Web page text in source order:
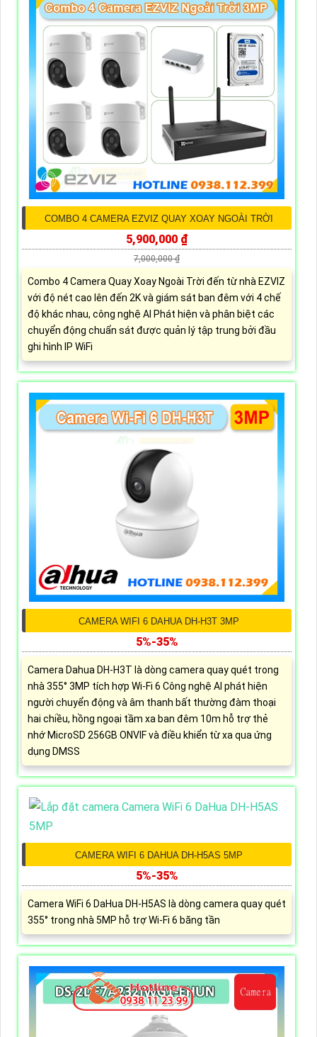
COMBO 4 CAMERA EZVIZ QUAY XOAY NGOÀI TRỜI
5,900,000 ₫
7,000,000 ₫
Combo 4 Camera Quay Xoay Ngoài Trời đến từ nhà EZVIZ
với độ nét cao lên đến 2K và giám sát ban đêm với 4 chế
độ khác nhau, công nghệ AI Phát hiện và phân biệt các
chuyển động chuẩn sát được quản lý tập trung bởi đầu
ghi hình IP WiFi
CAMERA WIFI 6 DAHUA DH-H3T 3MP
5%-35%
Camera Dahua DH-H3T là dòng camera quay quét trong
nhà 355° 3MP tích hợp Wi-Fi 6 Công nghệ AI phát hiện
người chuyển động và âm thanh bất thường đàm thoại
hai chiều, hồng ngoại tầm xa ban đêm 10m hỗ trợ thẻ
nhớ MicroSD 256GB ONVIF và điều khiển từ xa qua ứng
dụng DMSS
CAMERA WIFI 6 DAHUA DH-H5AS 5MP
5%-35%
Camera WiFi 6 DaHua DH-H5AS là dòng camera quay quét
355° trong nhà 5MP hỗ trợ Wi-Fi 6 băng tần